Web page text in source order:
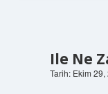
Ile Ne
Tarih: Ekim 29,